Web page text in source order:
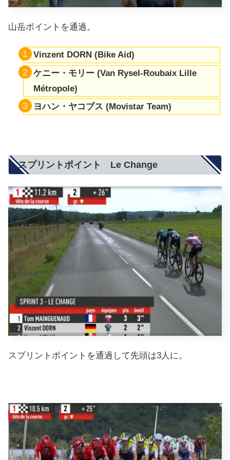
山岳ポイントを通過。
Vinzent DORN (Bike Aid)
ケニー・モリー (Van Rysel-Roubaix Lille
Métropole)
ヨハン・ヤコブス (Movistar Team)
スプリントポイント Le Change
スプリントポイントを通過して先頭は3人に。